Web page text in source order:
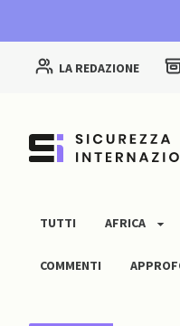
LA REDAZIONE
TUTTI AFRICA
COMMENTI